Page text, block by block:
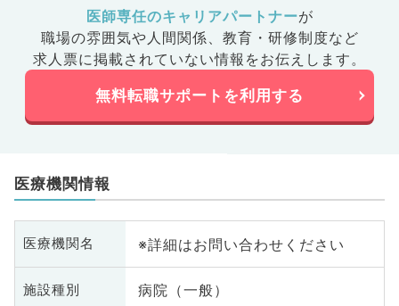
医師専任のキャリアパートナーが
職場の雰囲気や人間関係、 教育・研修制度など
求人票に掲載されていない情報をお伝えします。
無料転職サポートを利用する
医療機関情報
医療機関名 ※詳細はお問い合わせください
施設種別 病院（一般）